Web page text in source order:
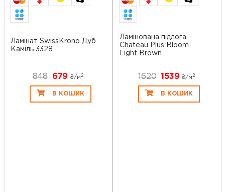
Ламінат SwissKrono Дуб
Каміль 3328
848 679 ₴/м 2
В КОШИК
Ламінована підлога
Chateau Plus Bloom
Light Brown ...
1620 1539₴/м2
В КОШИК